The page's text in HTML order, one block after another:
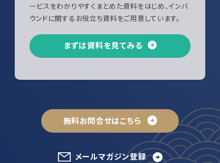
ービスをわかりやすくまとめた資料をはじめ、インバ
ウンドに関するお役立ち資料をご用意しています。
まずは資料を見てみる
無料お問合せはこちら
メールマガジン登録